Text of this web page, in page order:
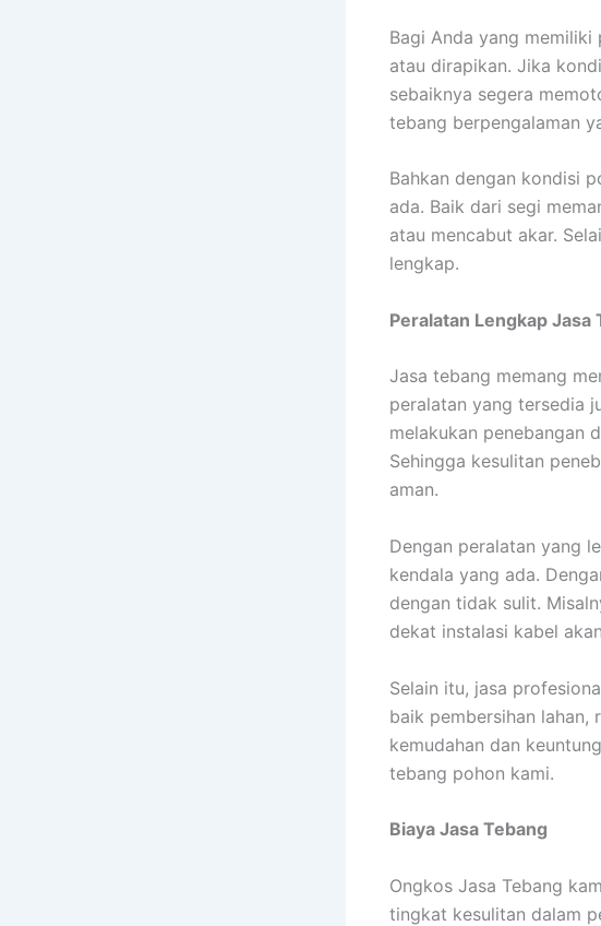
Bagi Anda yang
atau dirapikan. Jika
sebaiknya segera
tebang berpengalaman
Bahkan dengan kondisi
ada. Baik dari segi
atau mencabut akar.
lengkap.
Peralatan Lengkap Jasa
Jasa tebang memang
peralatan yang tersedia
melakukan penebangan
Sehingga kesulitan
aman.
Dengan peralatan yang
kendala yang ada.
dengan tidak sulit.
dekat instalasi kabel
Selain itu, jasa
baik pembersihan lahan,
kemudahan dan
tebang pohon kami.
Biaya Jasa Tebang
Ongkos Jasa Tebang
tingkat kesulitan dalam